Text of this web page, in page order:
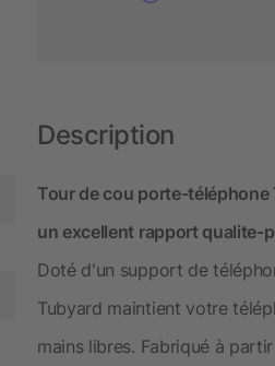
Description
Tour de cou porte-
un excellent rapport qualite-
Doté d'un support de
Tubyard maintient votre
mains libres. Fabriqué à